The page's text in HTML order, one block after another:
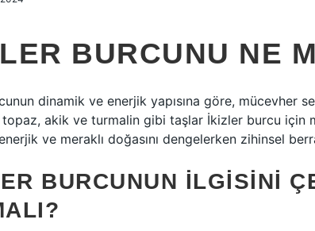
BURCUNU NE
dinamik ve enerjik yapısına göre, mücevher
akik ve turmalin gibi taşlar İkizler burcu için
ve meraklı doğasını dengelerken zihinsel
BURCUNUN ILGISINI